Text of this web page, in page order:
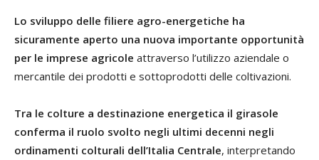
Lo sviluppo delle filiere agro-energetiche ha
sicuramente aperto una nuova importante opportunità
per le imprese agricole attraverso l’utilizzo aziendale o
mercantile dei prodotti e sottoprodotti delle coltivazioni.
Tra le colture a destinazione energetica il girasole
conferma il ruolo svolto negli ultimi decenni negli
ordinamenti colturali dell’Italia Centrale, interpretando